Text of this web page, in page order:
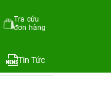
Tra cứu
đơn hàng
Tin Tức